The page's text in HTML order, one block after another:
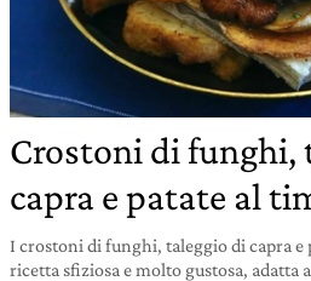
Crostoni di funghi,
capra e patate al
I crostoni di funghi, taleggio di capra e
ricetta sfiziosa e molto gustosa, adatta